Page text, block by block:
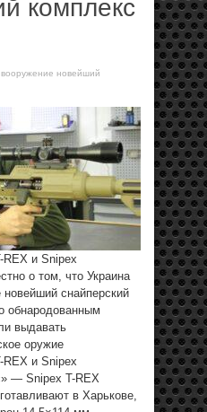
комплекс
вооружение новейший
и Snipex
о том, что Украина
снайперский
обнародованным
выдавать
оружие
и Snipex
— Snipex T-REX
в Харькове,